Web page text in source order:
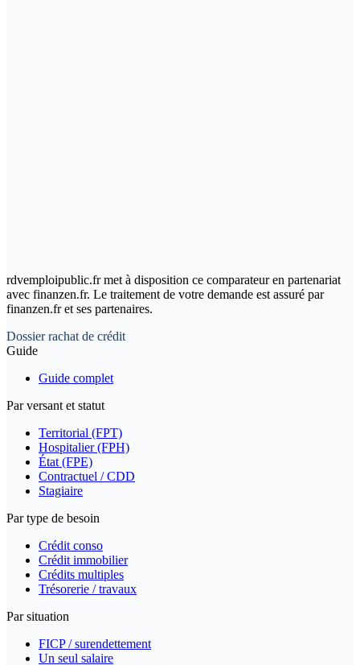
rdvemploipublic.fr met à disposition ce comparateur en partenariat
avec finanzen.fr. Le traitement de votre demande est assuré par
finanzen.fr et ses partenaires.
Dossier rachat de crédit
Guide
Guide complet
Par versant et statut
Territorial (FPT)
Hospitalier (FPH)
État (FPE)
Contractuel / CDD
Stagiaire
Par type de besoin
Crédit conso
Crédit immobilier
Crédits multiples
Trésorerie / travaux
Par situation
FICP / surendettement
Un seul salaire